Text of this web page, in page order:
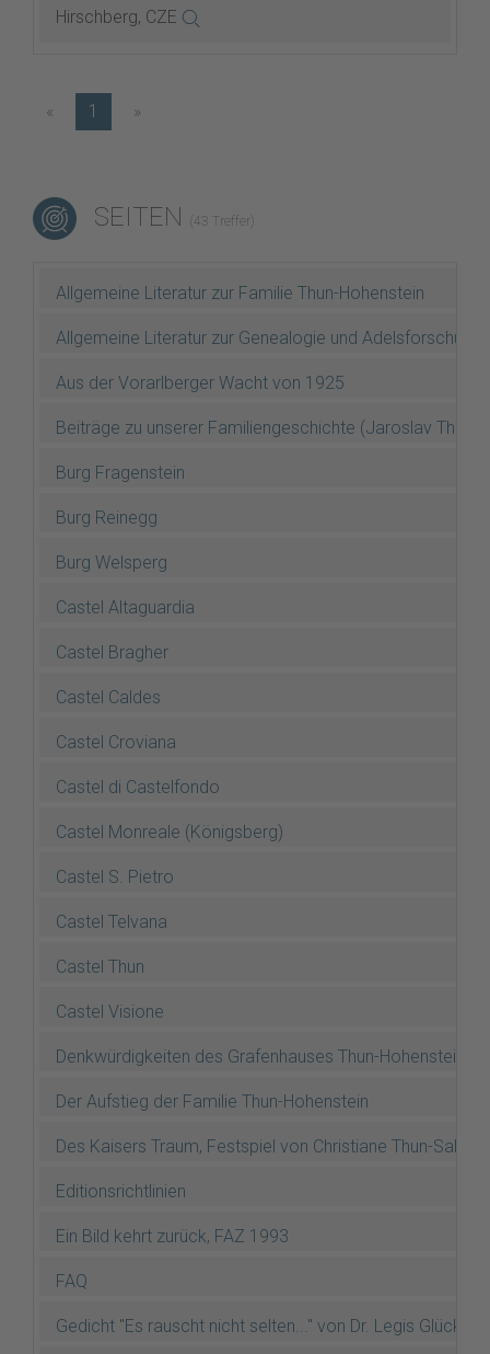
Hirschberg, CZE
« 1 »
SEITEN (43 Treffer)
Allgemeine Literatur zur Familie Thun-Hohenstein
Allgemeine Literatur zur Genealogie und Adelsforschung
Aus der Vorarlberger Wacht von 1925
Beiträge zu unserer Familiengeschichte (Jaroslav Thun
Burg Fragenstein
Burg Reinegg
Burg Welsperg
Castel Altaguardia
Castel Bragher
Castel Caldes
Castel Croviana
Castel di Castelfondo
Castel Monreale (Königsberg)
Castel S. Pietro
Castel Telvana
Castel Thun
Castel Visione
Denkwürdigkeiten des Grafenhauses Thun-Hohenstein
Der Aufstieg der Familie Thun-Hohenstein
Des Kaisers Traum, Festspiel von Christiane Thun-Salm
Editionsrichtlinien
Ein Bild kehrt zurück, FAZ 1993
FAQ
Gedicht "Es rauscht nicht selten..." von Dr. Legis